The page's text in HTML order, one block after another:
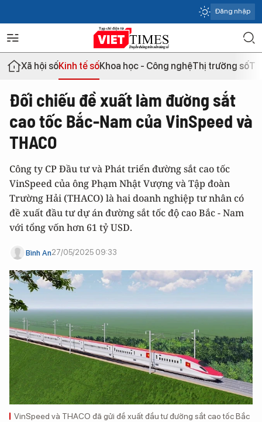
Đăng nhập
Xã hội sốKinh tế sốKhoa học - Công nghệThị trường số
Đối chiếu đề xuất làm đường sắt
cao tốc Bắc-Nam của VinSpeed và
THACO
Công ty CP Đầu tư và Phát triển đường sắt cao tốc
VinSpeed của ông Phạm Nhật Vượng và Tập đoàn
Trường Hải (THACO) là hai doanh nghiệp tư nhân có
đề xuất đầu tư dự án đường sắt tốc độ cao Bắc - Nam
với tổng vốn hơn 61 tỷ USD.
Bình An27/05/2025 09:33
VinSpeed và THACO đã gửi đề xuất đầu tư đường sắt cao tốc Bắc